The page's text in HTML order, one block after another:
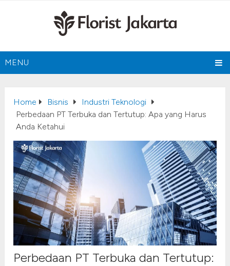
MENU
Home Bisnis
Industri Teknologi
Perbedaan PT Terbuka dan Tertutup: Apa yang Harus
Anda Ketahui
Perbedaan PT Terbuka dan Tertutup: